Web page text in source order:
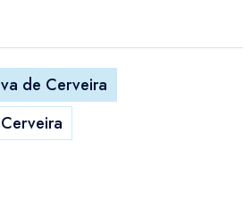
de Cerveira